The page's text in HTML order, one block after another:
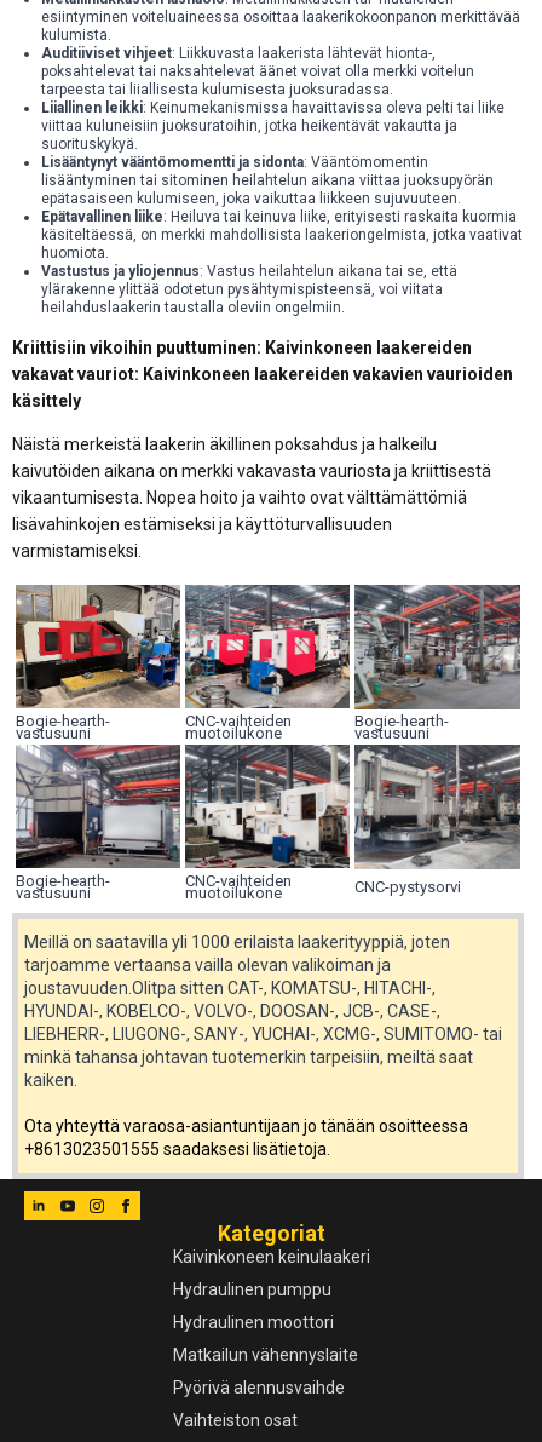
esiintyminen voiteluaineessa osoittaa laakerikokoonpanon merkittävää
kulumista.
Auditiiviset vihjeet: Liikkuvasta laakerista lähtevät hionta-,
poksahtelevat tai naksahtelevat äänet voivat olla merkki voitelun
tarpeesta tai liiallisesta kulumisesta juoksuradassa.
Liiallinen leikki: Keinumekanismissa havaittavissa oleva pelti tai liike
viittaa kuluneisiin juoksuratoihin, jotka heikentävät vakautta ja
suorituskykyä.
Lisääntynyt vääntömomentti ja sidonta: Vääntömomentin
lisääntyminen tai sitominen heilahtelun aikana viittaa juoksupyörän
epätasaiseen kulumiseen, joka vaikuttaa liikkeen sujuvuuteen.
Epätavallinen liike: Heiluva tai keinuva liike, erityisesti raskaita kuormia
käsiteltäessä, on merkki mahdollisista laakeriongelmista, jotka vaativat
huomiota.
Vastustus ja yliojennus: Vastus heilahtelun aikana tai se, että
ylärakenne ylittää odotetun pysähtymispisteensä, voi viitata
heilahduslaakerin taustalla oleviin ongelmiin.
Kriittisiin vikoihin puuttuminen: Kaivinkoneen laakereiden
vakavat vauriot: Kaivinkoneen laakereiden vakavien vaurioiden
käsittely
Näistä merkeistä laakerin äkillinen poksahdus ja halkeilu
kaivutöiden aikana on merkki vakavasta vauriosta ja kriittisestä
vikaantumisesta. Nopea hoito ja vaihto ovat välttämättömiä
lisävahinkojen estämiseksi ja käyttöturvallisuuden
varmistamiseksi.
Bogie-hearth-
vastusuuni
CNC-vaihteiden
muotoilukone
Bogie-hearth-
vastusuuni
Bogie-hearth-
vastusuuni
CNC-vaihteiden
muotoilukone CNC-pystysorvi
Meillä on saatavilla yli 1000 erilaista laakerityyppiä, joten
tarjoamme vertaansa vailla olevan valikoiman ja
joustavuuden.Olitpa sitten CAT-, KOMATSU-, HITACHI-,
HYUNDAI-, KOBELCO-, VOLVO-, DOOSAN-, JCB-, CASE-,
LIEBHERR-, LIUGONG-, SANY-, YUCHAI-, XCMG-, SUMITOMO- tai
minkä tahansa johtavan tuotemerkin tarpeisiin, meiltä saat
kaiken.
Ota yhteyttä varaosa-asiantuntijaan jo tänään osoitteessa
+8613023501555 saadaksesi lisätietoja.
Kategoriat
Kaivinkoneen keinulaakeri
Hydraulinen pumppu
Hydraulinen moottori
Matkailun vähennyslaite
Pyörivä alennusvaihde
Vaihteiston osat